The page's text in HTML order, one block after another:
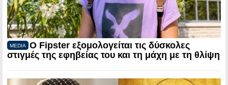
MEDIA
Ο Fipster εξομολογείται τις δύσκολες
στιγμές της εφηβείας του και τη μάχη με τη θλίψη